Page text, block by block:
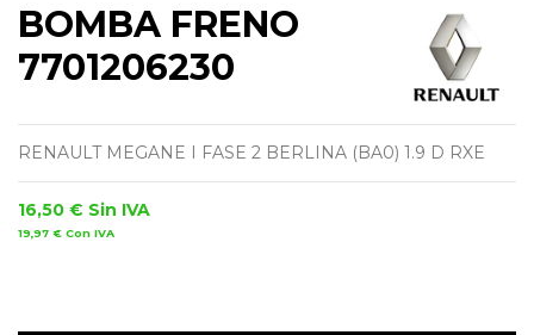
BOMBA FRENO
7701206230
RENAULT MEGANE I FASE 2 BERLINA (BA0) 1.9 D RXE
16,50 € Sin IVA
19,97 € Con IVA